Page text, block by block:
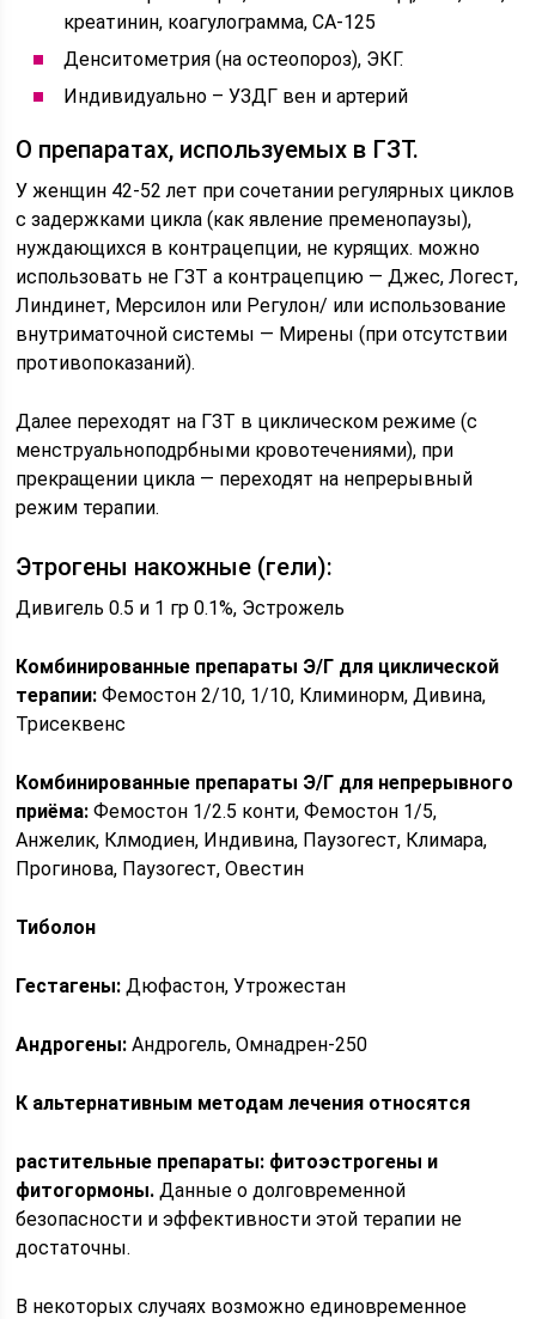
креатинин, коагулограмма, СА-125
Денситометрия (на остеопороз), ЭКГ.
Индивидуально – УЗДГ вен и артерий
О препаратах, используемых в ГЗТ.
У женщин 42-52 лет при сочетании регулярных циклов
с задержками цикла (как явление пременопаузы),
нуждающихся в контрацепции, не курящих. можно
использовать не ГЗТ а контрацепцию — Джес, Логест,
Линдинет, Мерсилон или Регулон/ или использование
внутриматочной системы — Мирены (при отсутствии
противопоказаний).
Далее переходят на ГЗТ в циклическом режиме (с
менструальноподрбными кровотечениями), при
прекращении цикла — переходят на непрерывный
режим терапии.
Этрогены накожные (гели):
Дивигель 0.5 и 1 гр 0.1%, Эстрожель
Комбинированные препараты Э/Г для циклической
терапии: Фемостон 2/10, 1/10, Климинорм, Дивина,
Трисеквенс
Комбинированные препараты Э/Г для непрерывного
приёма: Фемостон 1/2.5 конти, Фемостон 1/5,
Анжелик, Клмодиен, Индивина, Паузогест, Климара,
Прогинова, Паузогест, Овестин
Тиболон
Гестагены: Дюфастон, Утрожестан
Андрогены: Андрогель, Омнадрен-250
К альтернативным методам лечения относятся
растительные препараты: фитоэстрогены и
фитогормоны. Данные о долговременной
безопасности и эффективности этой терапии не
достаточны.
В некоторых случаях возможно единовременное